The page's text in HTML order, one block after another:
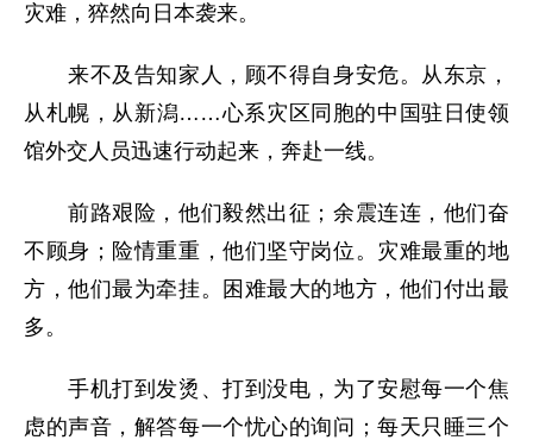
灾难，猝然向日本袭来。
来不及告知家人，顾不得自身安危。从东京，
从札幌，从新潟……心系灾区同胞的中国驻日使领
馆外交人员迅速行动起来，奔赴一线。
前路艰险，他们毅然出征；余震连连，他们奋
不顾身；险情重重，他们坚守岗位。灾难最重的地
方，他们最为牵挂。困难最大的地方，他们付出最
多。
手机打到发烫、打到没电，为了安慰每一个焦
虑的声音，解答每一个忧心的询问；每天只睡三个